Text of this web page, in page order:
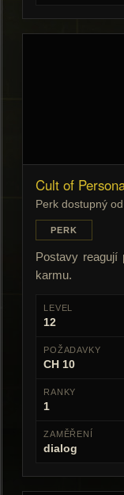
Cult of
Perk dostupný od
PERK
Postavy reagují
karmu.
LEVEL
12
POŽADAVKY
CH 10
RANKY
1
ZAMĚŘENÍ
dialog